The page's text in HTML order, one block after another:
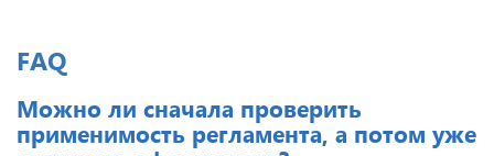
FAQ
Можно ли сначала проверить
применимость регламента, а потом уже